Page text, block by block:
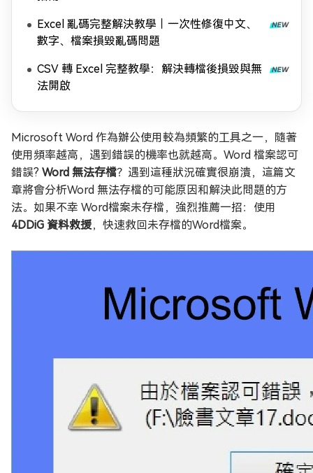
Excel 亂碼完整解決教學｜一次性修復中文、
數字、檔案損毀亂碼問題
CSV 轉 Excel 完整教學：解決轉檔後損毀與無
法開啟
Microsoft Word 作為辦公使用較為頻繁的工具之一，隨著
使用頻率越高，遇到錯誤的機率也就越高。Word 檔案認可
錯誤? Word 無法存檔？遇到這種狀況確實很崩潰，這篇文
章將會分析Word 無法存檔的可能原因和解決此問題的方
法。如果不幸 Word檔案未存檔，強烈推薦一招：使用
4DDiG 資料救援，快速救回未存檔的Word檔案。